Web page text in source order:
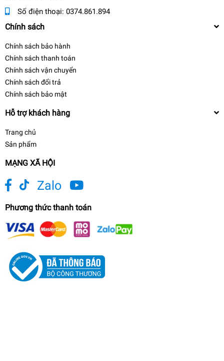
Số điện thoại: 0374.861.894
Chính sách
Chính sách bảo hành
Chính sách thanh toán
Chính sách vận chuyển
Chính sách đổi trả
Chính sách bảo mật
Hỗ trợ khách hàng
Trang chủ
Sản phẩm
MẠNG XÃ HỘI
Zalo
Phương thức thanh toán